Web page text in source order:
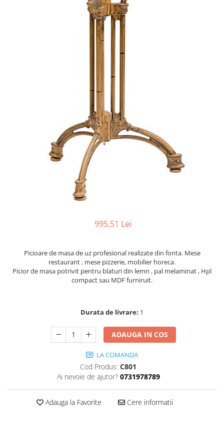
995,51 Lei
Picioare de masa de uz profesional realizate din fonta. Mese
restaurant , mese pizzerie, mobilier horeca.
Picior de masa potrivit pentru blaturi din lemn , pal melaminat , Hpl
compact sau MDF furniruit.
Durata de livrare: 1
ADAUGA IN COS
LA COMANDA
Cod Produs: C801
Ai nevoie de ajutor? 0731978789
Adauga la Favorite Cere informatii